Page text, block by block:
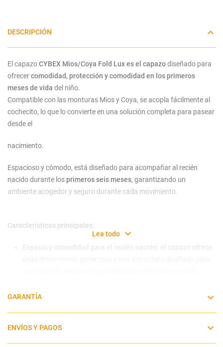
DESCRIPCIÓN
El capazoCYBEX Mios/Coya Fold Lux es el capazodiseñado para
ofrecercomodidad, protección y comodidad en los primeros
meses de vida del niño.
Compatible con las monturas Mios y Coya, se acopla fácilmente al
cochecito, lo que lo convierte en una solución completa para pasear
desde el
nacimiento.
Espacioso y cómodo, está diseñado para acompañar al recién
nacido durante los primeros seis meses, garantizando un
ambiente acogedor y seguro durante cada movimiento.
Características principales:
Ventanas
dos ventanas de
y del cielo.
Colchón transpirable:el colchón interior de espuma suave
Lea todo
GARANTÍA
ENVÍOS Y PAGOS